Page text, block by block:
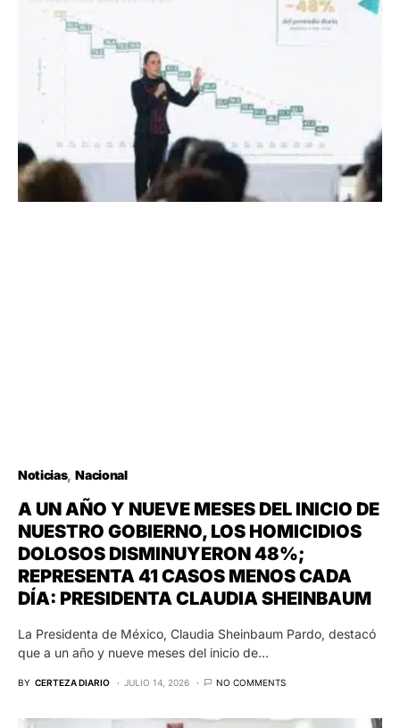
Noticias Nacional
A UN AÑO Y NUEVE MESES DEL INICIO DE
NUESTRO GOBIERNO, LOS HOMICIDIOS
DOLOSOS DISMINUYERON 48%;
REPRESENTA 41 CASOS MENOS CADA
DÍA: PRESIDENTA CLAUDIA SHEINBAUM
La Presidenta de México, Claudia Sheinbaum Pardo, destacó
que a un año y nueve meses del inicio de…
BY CERTEZA DIARIO JULIO 14, 2026 NO COMMENTS